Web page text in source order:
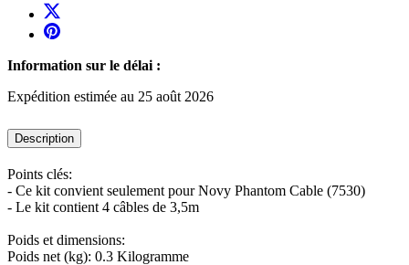
Information sur le délai :
Expédition estimée au 25 août 2026
Description
Points clés:
- Ce kit convient seulement pour Novy Phantom Cable (7530)
- Le kit contient 4 câbles de 3,5m
Poids et dimensions:
Poids net (kg): 0.3 Kilogramme